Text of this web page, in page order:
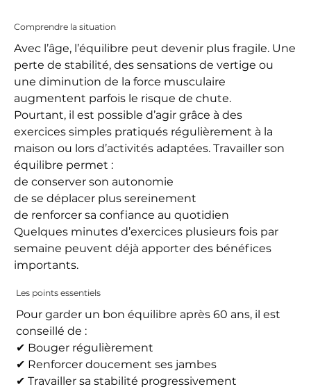
Comprendre la situation
Avec l’âge, l’équilibre peut devenir plus fragile. Une
perte de stabilité, des sensations de vertige ou
une diminution de la force musculaire
augmentent parfois le risque de chute.
Pourtant, il est possible d’agir grâce à des
exercices simples pratiqués régulièrement à la
maison ou lors d’activités adaptées. Travailler son
équilibre permet :
de conserver son autonomie
de se déplacer plus sereinement
de renforcer sa confiance au quotidien
Quelques minutes d’exercices plusieurs fois par
semaine peuvent déjà apporter des bénéfices
importants.
Les points essentiels
Pour garder un bon équilibre après 60 ans, il est
conseillé de :
✔ Bouger régulièrement
✔ Renforcer doucement ses jambes
✔ Travailler sa stabilité progressivement